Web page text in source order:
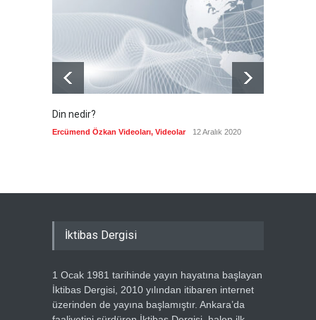
Güncel 8 Ağustos 2026
Din nedir?
Ercümend Özkan Videoları, Videolar 12 Aralık 2020
İktibas Dergisi
1 Ocak 1981 tarihinde yayın hayatına başlayan
İktibas Dergisi, 2010 yılından itibaren internet
üzerinden de yayına başlamıştır. Ankara’da